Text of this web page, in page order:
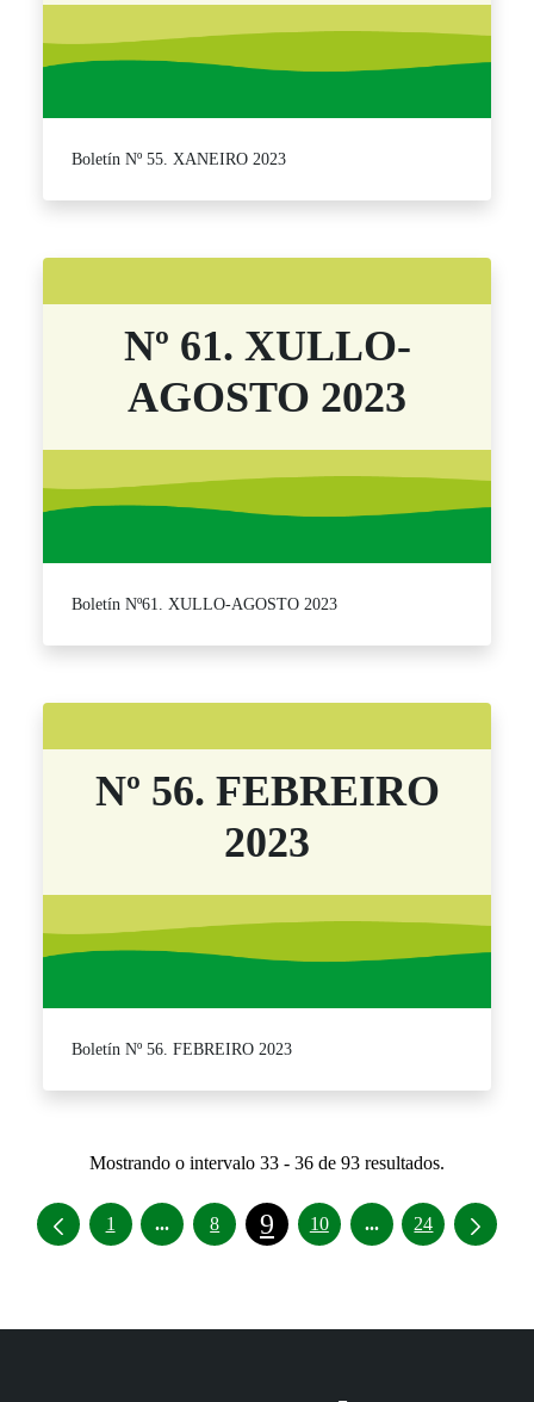
Boletín Nº 55. XANEIRO 2023
Nº 61. XULLO-
AGOSTO 2023
Boletín Nº61. XULLO-AGOSTO 2023
Nº 56. FEBREIRO
2023
Boletín Nº 56. FEBREIRO 2023
Mostrando o intervalo 33 - 36 de 93 resultados.
1 ... Intermediate Pages Use TAB to navigate.
8 9 10 ...Intermediate
24